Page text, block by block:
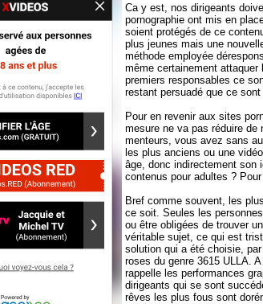
Ca y est, nos dirigeants
pornographie ont mis en
soient protégés de ce
plus jeunes mais une
méthode employée
même certainement
premiers responsables ce
restant persuadé que ce
Pour en revenir aux sites
mesure ne va pas réduire
menteurs, vous avez sans
les plus anciens ou une
âge, donc indirectement son
contenus pour adultes ?
Bref comme souvent, les
ce soit. Seules les
ou être obligées de trouver
véritable sujet, ce qui est
solution qui a été choisie,
roses du genre 3615 ULLA.
rappelle les performances
dirigeants qui se sont
rêves les plus fous sont